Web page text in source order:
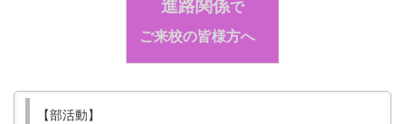
進路関係で
ご来校の皆様方へ
【部活動】